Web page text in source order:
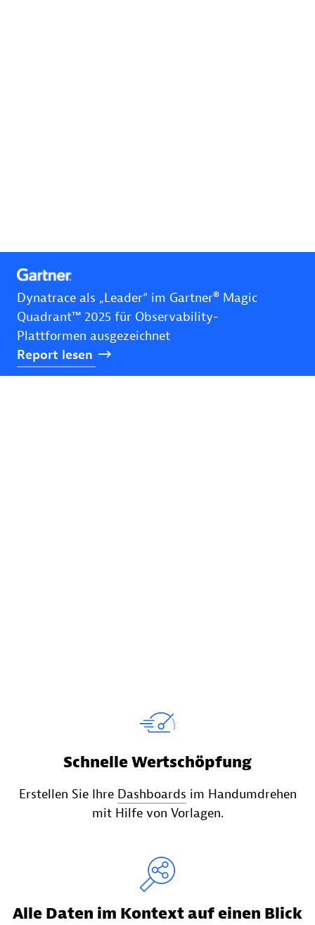
Dynatrace als „Leader“ im Gartner® Magic
Quadrant™ 2025 für Observability-
Plattformen ausgezeichnet
Report lesen
Schnelle Wertschöpfung
Erstellen Sie Ihre Dashboards im Handumdrehen
mit Hilfe von Vorlagen.
Alle Daten im Kontext auf einen Blick